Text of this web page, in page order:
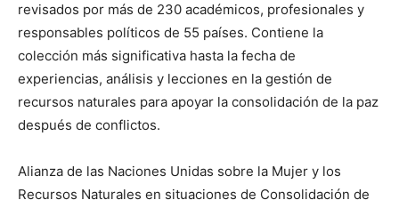
revisados por más de 230 académicos, profesionales y
responsables políticos de 55 países. Contiene la
colección más significativa hasta la fecha de
experiencias, análisis y lecciones en la gestión de
recursos naturales para apoyar la consolidación de la paz
después de conflictos.
Alianza de las Naciones Unidas sobre la Mujer y los
Recursos Naturales en situaciones de Consolidación de